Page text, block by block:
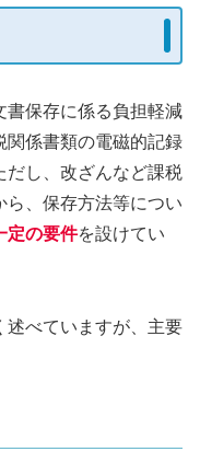
書保存に係る負担軽減
関係書類の電磁的記録
だし、改ざんなど課税
、保存方法等につい
定の要件を設けてい
述べていますが、主要